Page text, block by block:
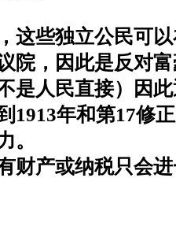
这些独立公民可
院，因此是反对
是人民直接）因
1913年和第17修
。
财产或纳税只会